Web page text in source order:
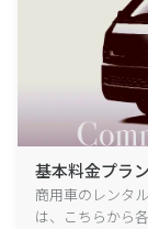
基本料金プラン
商用車のレンタ
は、こちらから